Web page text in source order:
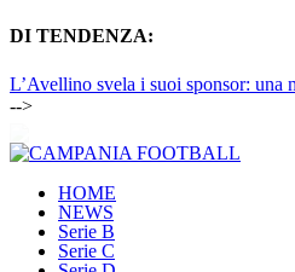
DI TENDENZA:
L’Avellino svela i suoi sponsor: una
-->
NEWS
Serie B
Serie C
Serie D